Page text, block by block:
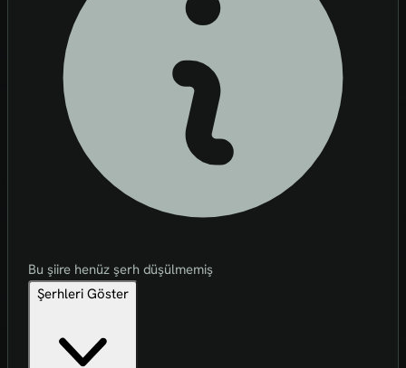
Bu şiire henüz şerh düşülmemiş
Şerhleri Göster